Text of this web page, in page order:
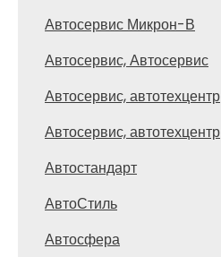
Автосервис Микрон-В
Автосервис, Автосервис
Автосервис, автотехцентр
Автосервис, автотехцентр
Автостандарт
АвтоСтиль
Автосфера